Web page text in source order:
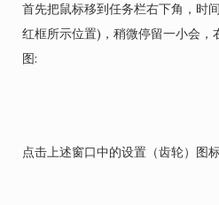
首先把鼠标移到任务栏右下角，时
红框所示位置)，稍微停留一小会，
图:
点击上述窗口中的设置（齿轮）图